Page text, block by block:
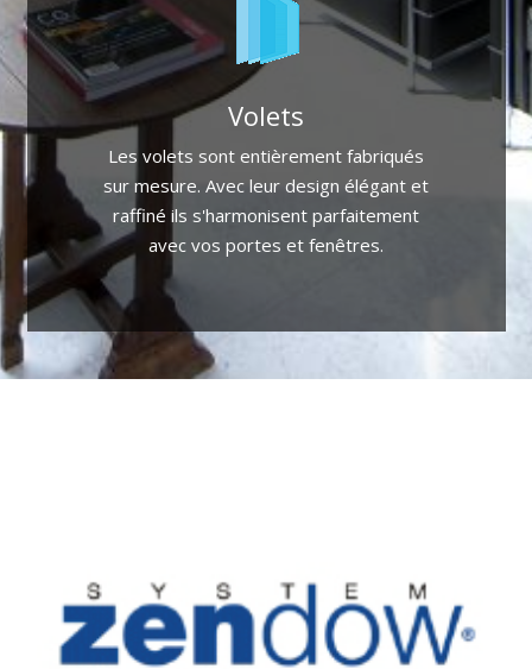
Volets
Les volets sont entièrement fabriqués
sur mesure. Avec leur design élégant et
raffiné ils s'harmonisent parfaitement
avec vos portes et fenêtres.
Découvrez la gamme
Volets
Avec Protex, vous passez l’été bien au
frais à l’intérieur.